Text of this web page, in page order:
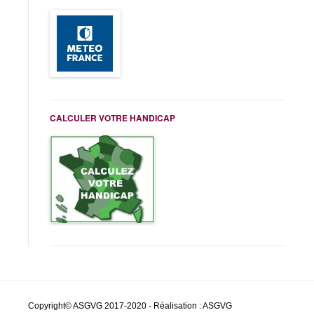
CALCULER VOTRE HANDICAP
Copyright© ASGVG 2017-2020 - Réalisation : ASGVG